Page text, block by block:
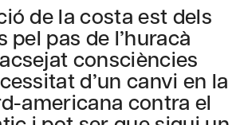
de la costa est dels
pel pas de l’huracà
consciències
d’un canvi en la
americana contra el